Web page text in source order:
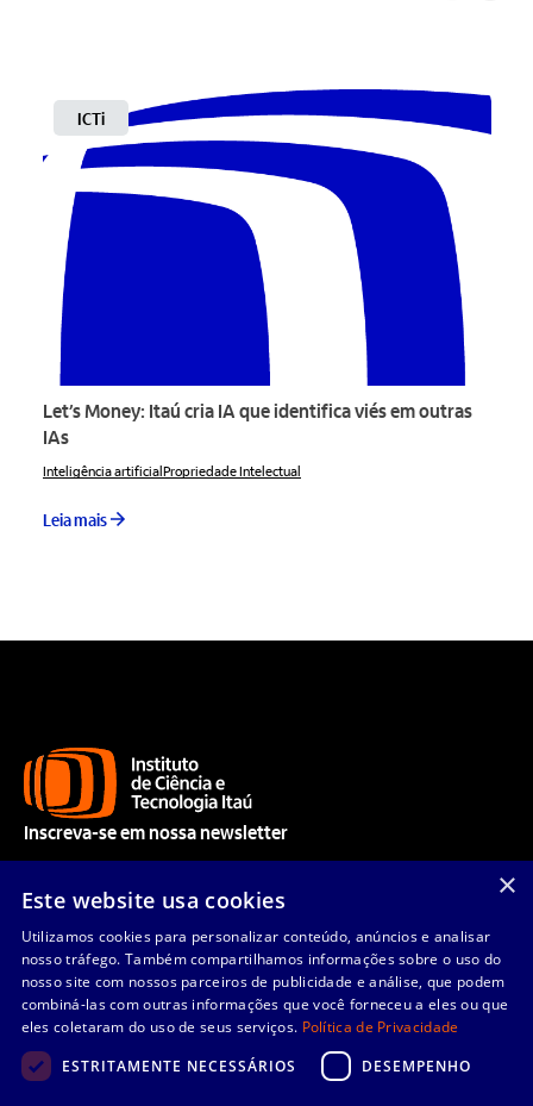
ICTi
Let’s Money: Itaú cria IA que identifica viés em outras
IAs
Inteligência artificialPropriedade Intelectual
Leia mais
Inscreva-se em nossa newsletter
Enviar
Termos de Uso
Quem somos Linhas de pesquisa
×
Este website usa cookies
Utilizamos cookies para personalizar conteúdo, anúncios e analisar
nosso tráfego. Também compartilhamos informações sobre o uso do
nosso site com nossos parceiros de publicidade e análise, que podem
combiná-las com outras informações que você forneceu a eles ou que
eles coletaram do uso de seus serviços. Política de Privacidade
ESTRITAMENTE NECESSÁRIOS
DESEMPENHO